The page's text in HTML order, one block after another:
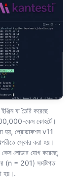
যা তৈরি করেছে
কেস কোহর্টে।
হয়, প্রোডাকশন v11
স্কোর করা হয়।
লোডার যোগ করেছে;
(n = 201) সমষ্টিগত
হয়।.